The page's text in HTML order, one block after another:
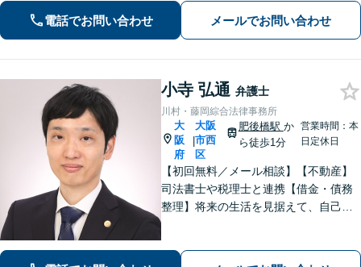
律問題に対応可能【夜間／休日応相
談】専門家の知識と経験で皆様の力に
なります。気軽にご相談ください。
電話でお問い合わせ メールでお問い合わせ
小寺 弘通 弁護士
川村・藤岡綜合法律事務所
大
阪
府
|
大阪
市西
区
肥後橋駅 か
ら徒歩1分
営業時間：本
日定休日
【初回無料／メール相談】【不動産】
司法書士や税理士と連携【借金・債務
整理】将来の生活を見据えて、自己破
【相続問題】全国出張可。遺産分割協